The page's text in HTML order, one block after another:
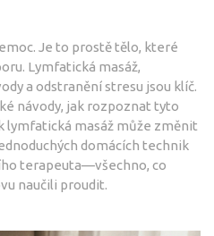
Je to prostě tělo, které
Lymfatická masáž,
a odstranění stresu jsou klíč.
návody, jak rozpoznat tyto
lymfatická masáž může změnit
domácích technik
terapeuta—všechno, co
naučili proudit.